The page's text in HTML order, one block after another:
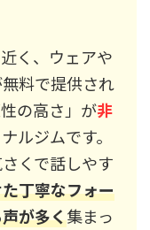
く、ウェアや
料で提供され
の高さ」が非
ルジムです。
くで話しやす
丁寧なフォー
が多く集まっ